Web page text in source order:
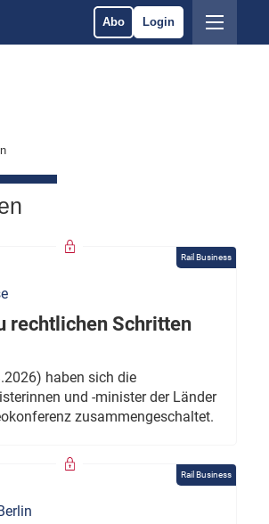
Abo Login
Rail Business
rechtlichen Schritten
haben sich die
und -minister der Länder
zusammengeschaltet.
Rail Business